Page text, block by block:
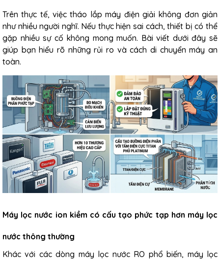
Trên thực tế, việc tháo lắp máy điện giải không đơn giản
như nhiều người nghĩ. Nếu thực hiện sai cách, thiết bị có thể
gặp nhiều sự cố không mong muốn. Bài viết dưới đây sẽ
giúp bạn hiểu rõ những rủi ro và cách di chuyển máy an
toàn.
Máy lọc nước ion kiềm có cấu tạo phức tạp hơn máy lọc
nước thông thường
Khác với các dòng máy lọc nước RO phổ biến, máy lọc